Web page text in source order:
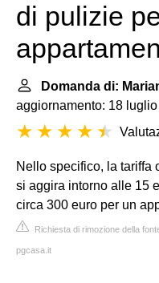
di pulizie
Domanda di:
aggiornamento: 18
Nello specifico, la tariffa
si aggira intorno alle 15
circa 300 euro per un
Richiesta di rimozione della
pgcasa.it